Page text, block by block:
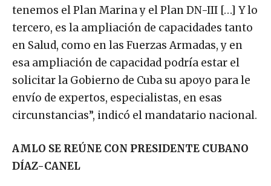
tenemos el Plan Marina y el Plan DN-III […] Y lo
tercero, es la ampliación de capacidades tanto
en Salud, como en las Fuerzas Armadas, y en
esa ampliación de capacidad podría estar el
solicitar la Gobierno de Cuba su apoyo para le
envío de expertos, especialistas, en esas
circunstancias”, indicó el mandatario nacional.
AMLO SE REÚNE CON PRESIDENTE CUBANO
DÍAZ-CANEL